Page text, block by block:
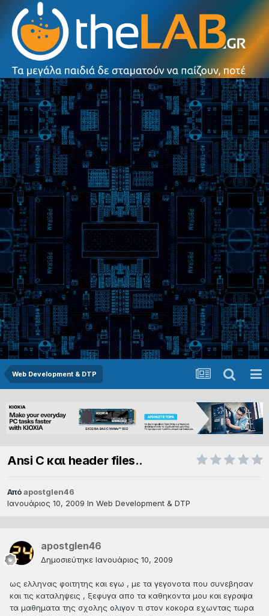
Web Development & DTP
Ansi C και header files..
Απόapostglen46
Ιανουάριος 10, 2009 In Web Development & DTP
apostglen46
Δημοσιεύτηκε Ιανουάριος 10, 2009
ως ελληνας φοιτητης και εγω , με τα γεγονοτα που συνεβησαν
και τις καταληψεις , ξεφυγα απο τα καθηκοντα μου και εγραψα
τα μαθηματα της σχολης ολιγον τι στον κοκορα εχωντας τωρα